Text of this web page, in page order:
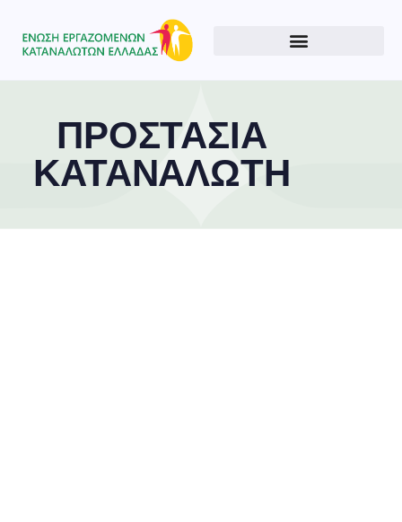
ΠΡΟΣΤΑΣΙΑ
ΚΑΤΑΝΑΛΩΤΗ